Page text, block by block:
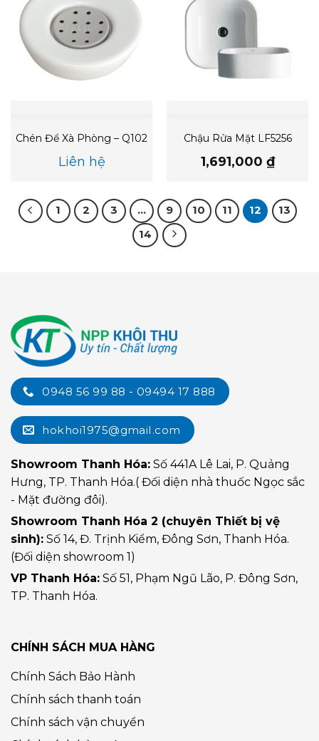
Chén Để Xà Phòng – Q102
Liên hệ
Chậu Rửa Mặt LF5256
1,691,000 ₫
1 2 3 … 9 10 11 12
13
14
0948 56 99 88 - 09494 17 888
hokhoi1975@gmail.com
Showroom Thanh Hóa: Số 441A Lê Lai, P. Quảng
Hưng, TP. Thanh Hóa.( Đối diện nhà thuốc Ngọc sắc
- Mặt đường đôi).
Showroom Thanh Hóa 2 (chuyên Thiết bị vệ
sinh): Số 14, Đ. Trịnh Kiểm, Đông Sơn, Thanh Hóa.
(Đối diện showroom 1)
VP Thanh Hóa: Số 51, Phạm Ngũ Lão, P. Đông Sơn,
TP. Thanh Hóa.
CHÍNH SÁCH MUA HÀNG
Chính Sách Bảo Hành
Chính sách thanh toán
Chính sách vận chuyển